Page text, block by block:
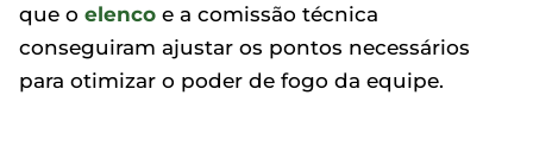
que o elenco e a comissão técnica
conseguiram ajustar os pontos necessários
para otimizar o poder de fogo da equipe.